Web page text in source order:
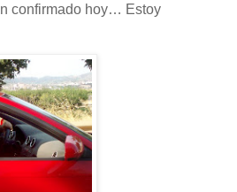
confirmado hoy… Estoy